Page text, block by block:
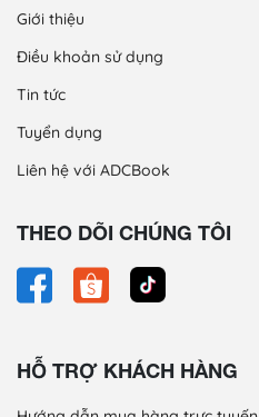
Giới thiệu
Điều khoản sử dụng
Tin tức
Tuyển dụng
Liên hệ với ADCBook
THEO DÕI CHÚNG TÔI
HỖ TRỢ KHÁCH HÀNG